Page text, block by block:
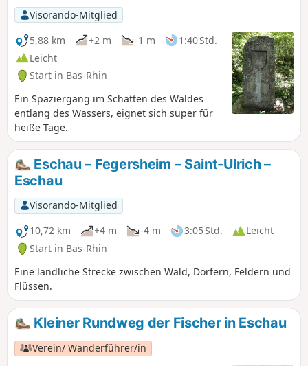
Visorando-Mitglied
5,88 km
+2 m -1 m
1:40 Std.
Leicht
Start in Bas-Rhin
Ein Spaziergang im Schatten des Waldes
entlang des Wassers, eignet sich super für
heiße Tage.
Eschau – Fegersheim – Saint-Ulrich –
Eschau
Visorando-Mitglied
10,72 km
+4 m -4 m 3:05 Std.
Leicht
Start in Bas-Rhin
Eine ländliche Strecke zwischen Wald, Dörfern, Feldern und
Flüssen.
Kleiner Rundweg der Fischer in Eschau
Verein/ Wanderführer/in